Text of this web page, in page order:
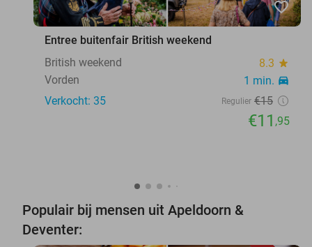
favorite_border
Entree buitenfair British weekend
British weekend
8.3 star
Vorden 1 min. directions_car
Verkocht: 35 Regulier €15
€11 ,95
Populair bij mensen uit Apeldoorn &
Deventer: